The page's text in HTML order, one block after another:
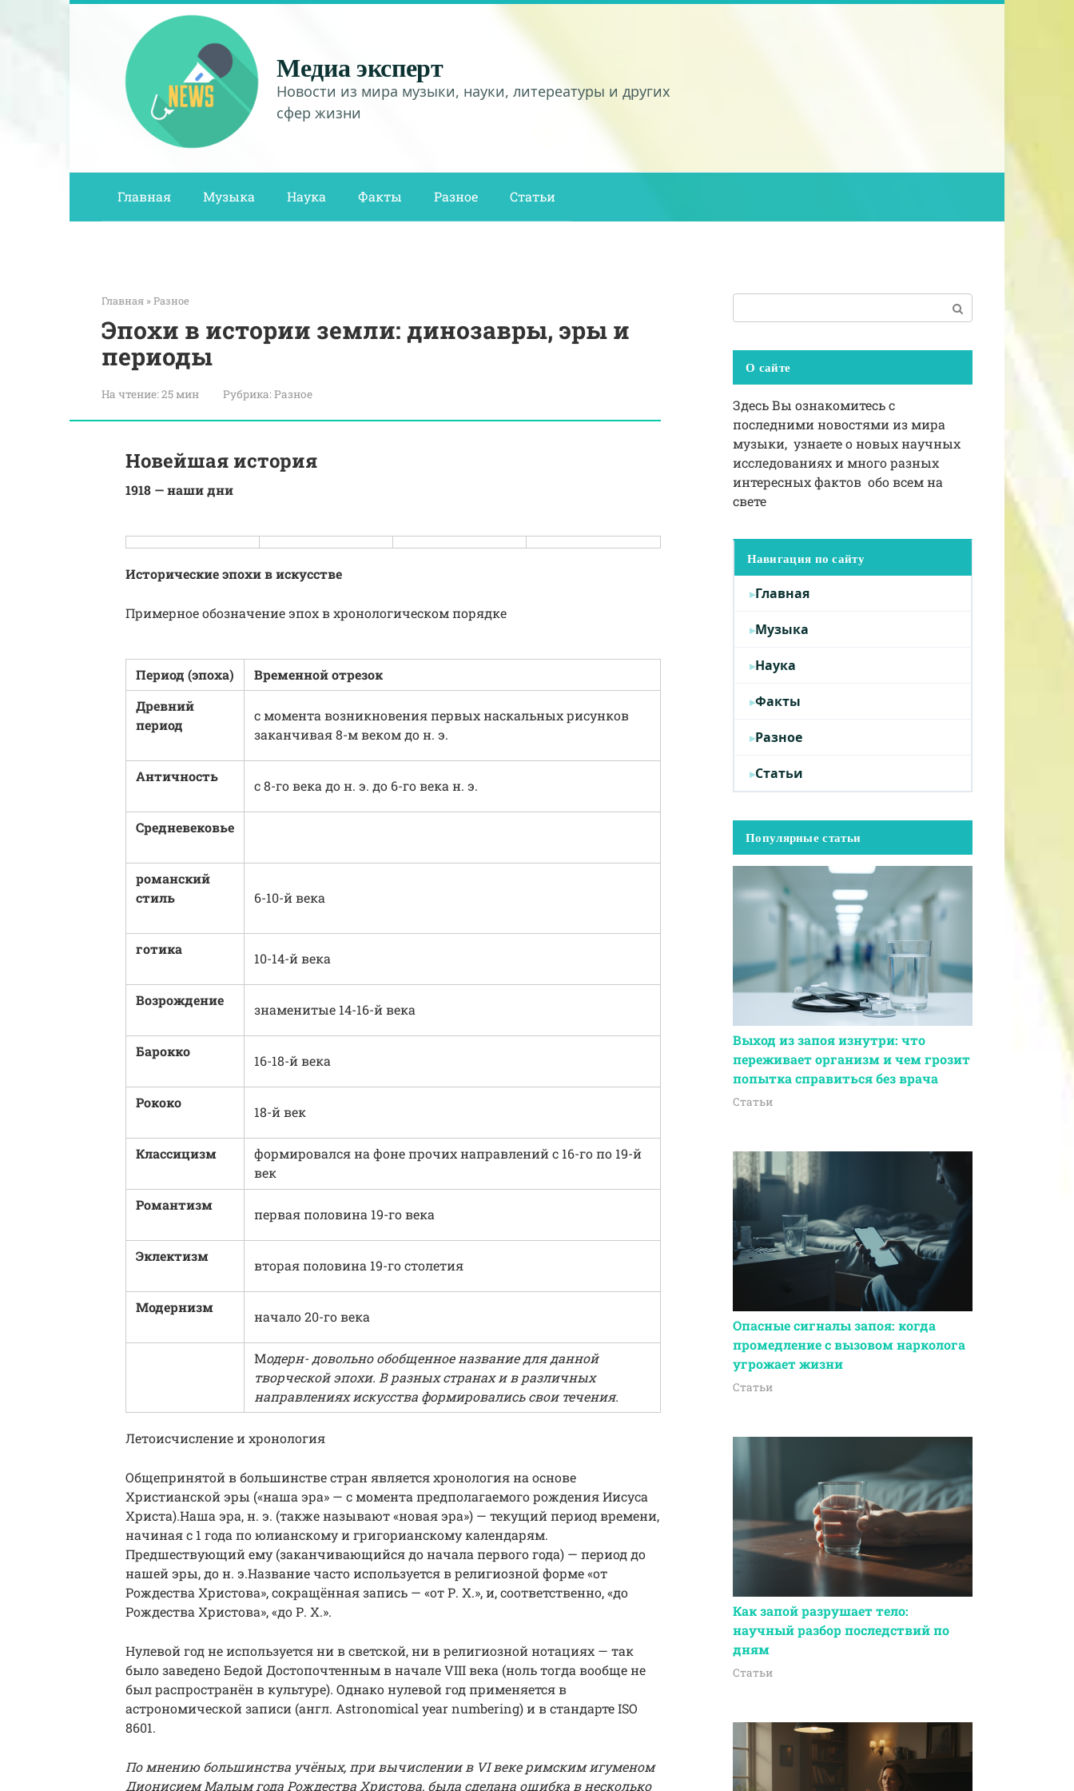
Медиа эксперт
Новости из мира музыки, науки, литереатуры и других
сфер жизни
Главная Музыка Наука Факты Разное Статьи
Главная »Разное
Эпохи в истории земли: динозавры, эры и
периоды
На чтение:25 мин Рубрика:Разное
Новейшая история
1918 — наши дни
Исторические эпохи в искусстве
Примерное обозначение эпох в хронологическом порядке
Период (эпоха)
Временной отрезок
Древний
период
с момента возникновения первых наскальных рисунков
заканчивая 8-м веком до н. э.
Античность
с 8-го века до н. э. до 6-го века н. э.
Средневековье
романский
стиль
6-10-й века
готика
10-14-й века
Возрождение
знаменитые 14-16-й века
Барокко
16-18-й века
Рококо
18-й век
Классицизм
формировался на фоне прочих направлений с 16-го по 19-й
век
Романтизм
первая половина 19-го века
Эклектизм
вторая половина 19-го столетия
Модернизм
начало 20-го века
Модерн- довольно обобщенное название для данной
творческой эпохи. В разных странах и в различных
направлениях искусства формировались свои течения.
Летоисчисление и хронология
Общепринятой в большинстве стран является хронология на основе
Христианской эры («наша эра» — с момента предполагаемого рождения Иисуса
Христа).Наша эра, н. э. (также называют «новая эра») — текущий период времени,
начиная с 1 года по юлианскому и григорианскому календарям.
Предшествующий ему (заканчивающийся до начала первого года) — период до
нашей эры, до н. э.Название часто используется в религиозной форме «от
Рождества Христова», сокращённая запись — «от Р. Х.», и, соответственно, «до
Рождества Христова», «до Р. Х.».
Нулевой год не используется ни в светской, ни в религиозной нотациях — так
было заведено Бедой Достопочтенным в начале VIII века (ноль тогда вообще не
был распространён в культуре). Однако нулевой год применяется в
астрономической записи (англ. Astronomical year numbering) и в стандарте ISO
8601.
По мнению большинства учёных, при вычислении в VI веке римским игуменом
Дионисием Малым года Рождества Христова, была сделана ошибка в несколько
О сайте
Здесь Вы ознакомитесь с
последними новостями из мира
музыки, узнаете о новых научных
исследованиях и много разных
интересных фактов обо всем на
свете
Навигация по сайту
Главная
Музыка
Наука
Факты
Разное
Статьи
Популярные статьи
Выход из запоя изнутри: что
переживает организм и чем грозит
попытка справиться без врача
Статьи
Опасные сигналы запоя: когда
промедление с вызовом нарколога
угрожает жизни
Статьи
Как запой разрушает тело:
научный разбор последствий по
дням
Статьи